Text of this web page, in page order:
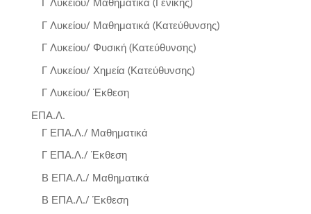
Γ Λυκείου/ Μαθηματικά (Κατεύθυνσης)
Γ Λυκείου/ Φυσική (Κατεύθυνσης)
Γ Λυκείου/ Χημεία (Κατεύθυνσης)
Γ Λυκείου/ Έκθεση
ΕΠΑ.Λ.
Γ ΕΠΑ.Λ./ Μαθηματικά
Γ ΕΠΑ.Λ./ Έκθεση
Β ΕΠΑ.Λ./ Μαθηματικά
Β ΕΠΑ.Λ./ Έκθεση